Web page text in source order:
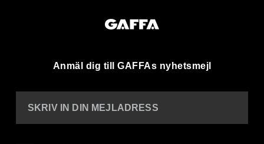
Anmäl dig till GAFFAs nyhetsmejl
SKRIV IN DIN MEJLADRESS